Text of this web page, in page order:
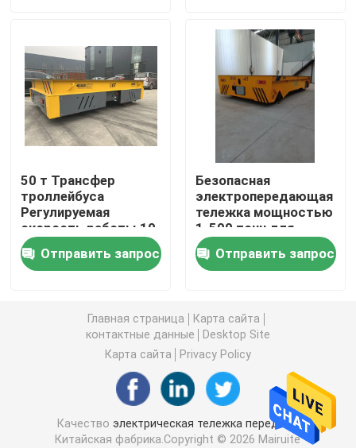
электрическая тележка передачи
Тележка переноса AGV
Тележка переноса рельса
Резиновый Tyred кран на козлах
Грейферный ковш
Распространитель крана контейнера
Взрывозащищенный кран
Сень стальной структуры
50 т Трансфер
троллейбуса
Регулируемая
скорость работы 10
мм толщина
пластины
Отправить запрос
Безопасная
электропередающая
тележка мощностью
1-500 тонн для
промышленного
использования
Отправить запрос
Главная страница
Карта сайта
контактные данные
Desktop Site
Карта сайта
Privacy Policy
Качествоэлектрическая тележка передачи
Китайская фабрика.Copyright © 2026 Mairuite